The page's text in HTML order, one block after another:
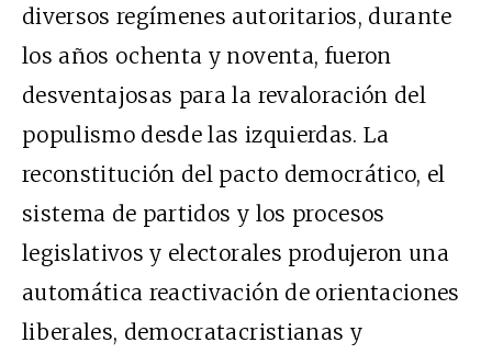
diversos regímenes autoritarios, durante
los años ochenta y noventa, fueron
desventajosas para la revaloración del
populismo desde las izquierdas. La
reconstitución del pacto democrático, el
sistema de partidos y los procesos
legislativos y electorales produjeron una
automática reactivación de orientaciones
liberales, democratacristianas y